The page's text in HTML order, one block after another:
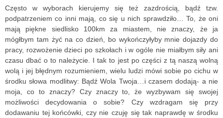
Często w wyborach kierujemy się też zazdrością, bądź tzw.
podpatrzeniem co inni mają, co się u nich sprawdziło… To, że oni
mają piękne siedlisko 100km za miastem, nie znaczy, że ja
mógłbym tam żyć na co dzień, bo wykończyłyby mnie dojazdy do
pracy, rozwożenie dzieci po szkołach i w ogóle nie miałbym siły ani
czasu dbać o to należycie. I tak to jest po części z tą naszą wolną
wolą i jej błędnym rozumieniem, wielu ludzi mówi sobie po cichu w
środku słowa modlitwy: Bądź Wola Twoja…i czasem dodają- a nie
moja, co to znaczy? Czy znaczy to, że wyzbywam się swojej
możliwości decydowania o sobie? Czy wzdragam się przy
dodawaniu tej końcówki, czy nie czuję się tak naprawdę w środku